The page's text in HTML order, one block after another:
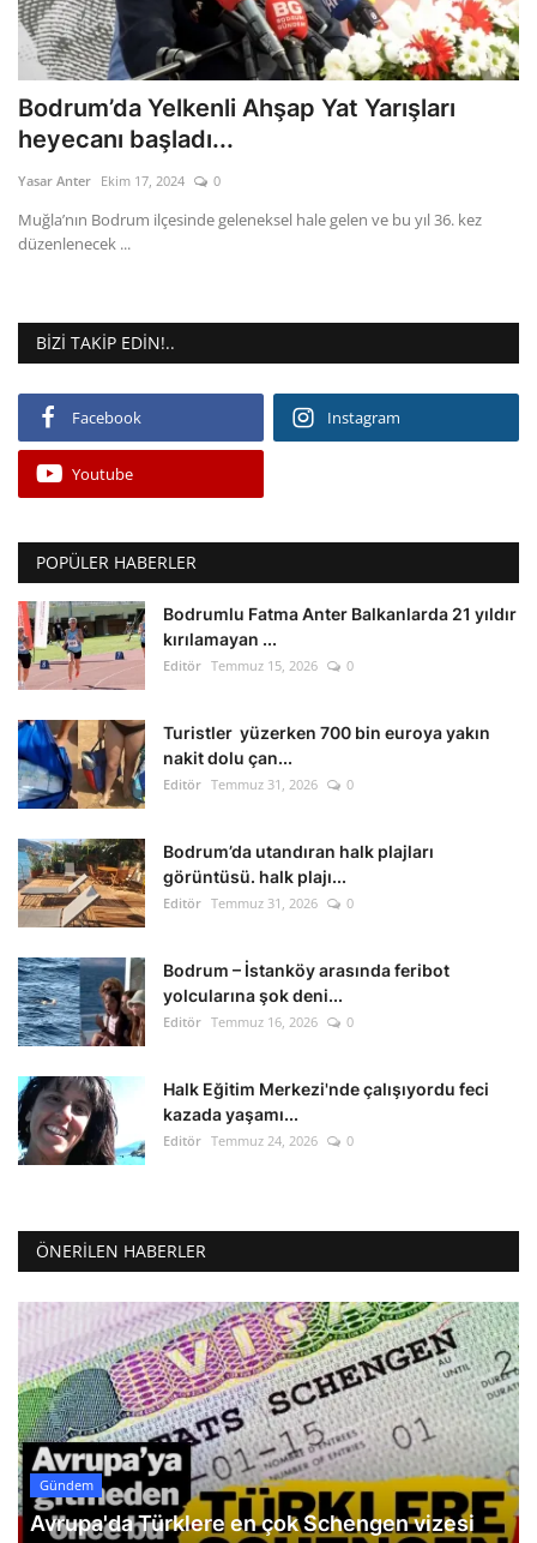
Bodrum’da Yelkenli Ahşap Yat Yarışları
heyecanı başladı...
Yasar Anter Ekim 17, 2024 0
Muğla’nın Bodrum ilçesinde geleneksel hale gelen ve bu yıl 36. kez
düzenlenecek ...
BIZI TAKIP EDIN!..
Facebook Instagram
Youtube
POPÜLER HABERLER
Bodrumlu Fatma Anter Balkanlarda 21 yıldır
kırılamayan ...
Editör Temmuz 15, 2026 0
Turistler yüzerken 700 bin euroya yakın
nakit dolu çan...
Editör Temmuz 31, 2026 0
Bodrum’da utandıran halk plajları
görüntüsü. halk plajı...
Editör Temmuz 31, 2026 0
Bodrum – İstanköy arasında feribot
yolcularına şok deni...
Editör Temmuz 16, 2026 0
Halk Eğitim Merkezi'nde çalışıyordu feci
kazada yaşamı...
Editör Temmuz 24, 2026 0
ÖNERILEN HABERLER
Gündem
Avrupa'da Türklere en çok Schengen vizesi